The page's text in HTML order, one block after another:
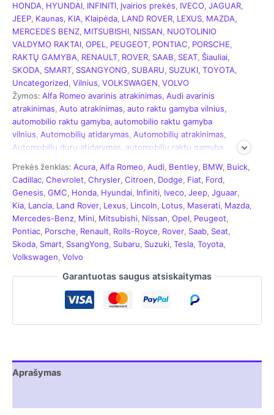
HONDA, HYUNDAI, INFINITI, Įvairios prekės, IVECO, JAGUAR,
JEEP, Kaunas, KIA, Klaipėda, LAND ROVER, LEXUS, MAZDA,
MERCEDES BENZ, MITSUBISHI, NISSAN, NUOTOLINIO
VALDYMO RAKTAI, OPEL, PEUGEOT, PONTIAC, PORSCHE,
RAKTŲ GAMYBA, RENAULT, ROVER, SAAB, SEAT, Šiauliai,
SKODA, SMART, SSANGYONG, SUBARU, SUZUKI, TOYOTA,
Uncategorized, Vilnius, VOLKSWAGEN, VOLVO
Žymos: Alfa Romeo avarinis atrakinimas, Audi avarinis
atrakinimas, Auto atrakinimas, auto raktu gamyba vilnius,
automobilio raktu gamyba, automobilio raktu gamyba
vilnius, Automobilių atidarymas, Automobilių atrakinimas,
Automobilių durų atidarymas automobiliu raktu gamyba
Avarinis automobilių atrakinimas,Avarinis durų
atrakinimas,BMW avarinis atrakinimas ,Buick avarinis
atrakinimas,Cadillac avarinis atrakinimas,Chevrolet
avarinis atrakinimas ,Chrysler avarinis atrakinimas,
Citroen avarinis atrakinimas,Dodge avarinis atrakinimas ,
Fiat avarinis atrakinimas,Ford avarinis atrakinimas,Honda
avarinis atrakinimas, Hyundai avarinis atrakinimas ,Infiniti
avarinis atrakinimas
avarinis atrakinimas,Jeep avarinis atrakinimas,Kia
avarinis atrakinimas,Land Rover avarinis atrakinimas
Lexus avarinis atrakinimas,Mazda avarinis atrakinimas
atrakinimas,Nissan avarinis atrakinimas,Opel avarinis
atrakinimas
atrakinimas,Seat avarinis atrakinimas
Prekės ženklas: Acura, Alfa Romeo, Audi, Bentley, BMW, Buick,
Cadillac, Chevrolet, Chrysler, Citroen, Dodge, Fiat, Ford,
Genesis, GMC, Honda, Hyundai, Infiniti, Iveco, Jeep, Jguaar,
Kia, Lancia, Land Rover, Lexus, Lincoln, Lotus, Maserati, Mazda,
Mercedes-Benz, Mini, Mitsubishi, Nissan, Opel, Peugeot,
Pontiac, Porsche, Renault, Rolls-Royce, Rover, Saab, Seat,
Skoda, Smart, SsangYong, Subaru, Suzuki, Tesla, Toyota,
Volkswagen, Volvo
Garantuotas saugus atsiskaitymas
Aprašymas